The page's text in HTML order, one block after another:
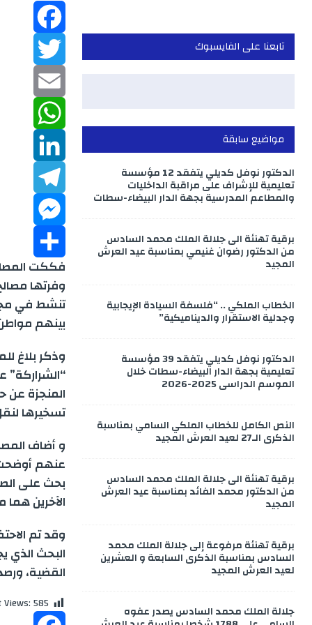
a
c
b
o
k
T
w
r
E
m
a
W
h
a
s
A
p
k
e
I
n
T
l
e
r
a
M
e
s
e
n
e
r
S
h
r
e
فككت
وفرتها
تنشط في
بينهم
وذكر بلاغ
تسخيرها
و أضاف
عنهم
بحث على
الآخرين
وقد تم
البحث
القضية،
Views:585
تابعنا على الفايسبوك
مواضيع سابقة
الدكتور نوفل كديلي يتفقد 12 مؤسسة
تعليمية للإشراف على مراقبة الداخليات
والمطاعم المدرسية بجهة الدار البيضاء-سطات
برقية تهنئة الى جلالة الملك محمد السادس
من الدكتور رضوان غنيمي بمناسبة عيد العرش
المجيد
الخطاب الملكي .. “فلسفة السيادة الإيجابية
وجدلية الاستقرار والديناميكية”
الدكتور نوفل كديلي يتفقد 39 مؤسسة
تعليمية بجهة الدار البيضاء-سطات خلال
الموسم الدراسي 2025-2026
النص الكامل للخطاب الملكي السامي بمناسبة
الذكرى الـ27 لعيد العرش المجيد
برقية تهنئة الى جلالة الملك محمد السادس
من الدكتور محمد الفائد بمناسبة عيد العرش
المجيد
برقية تهنئة مرفوعة إلى جلالة الملك محمد
السادس بمناسبة الذكرى السابعة و العشرين
لعيد العرش المجيد
جلالة الملك محمد السادس يصدر عفوه